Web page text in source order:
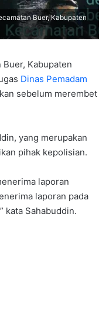
Buer, Kabupaten
Kabupaten
Dinas Pemadam
sebelum merembet
yang merupakan
pihak kepolisian.
laporan
laporan pada
kata Sahabuddin.